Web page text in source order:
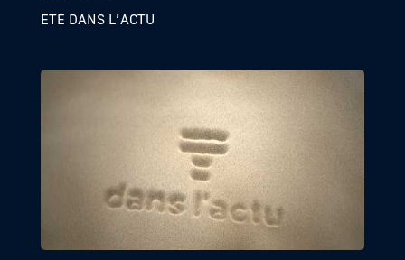
ETE DANS L’ACTU